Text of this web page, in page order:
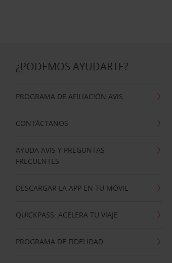
¿PODEMOS AYUDARTE?
PROGRAMA DE AFILIACIÓN AVIS
CONTÁCTANOS
AYUDA AVIS Y PREGUNTAS
FRECUENTES
DESCARGAR LA APP EN TU MÓVIL
QUICKPASS: ACELERA TU VIAJE
PROGRAMA DE FIDELIDAD